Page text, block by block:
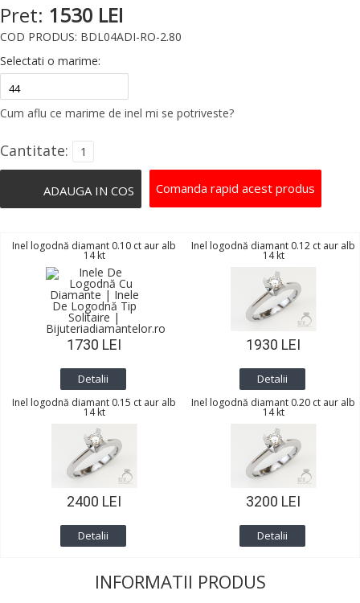
Pret: 1530 LEI
COD PRODUS: BDL04ADI-RO-2.80
Selectati o marime:
Cum aflu ce marime de inel mi se potriveste?
Cantitate:
Comanda rapid acest produs
Inel logodnă diamant 0.10 ct aur alb
14 kt
1730 LEI
Detalii
Inel logodnă diamant 0.12 ct aur alb
14 kt
1930 LEI
Detalii
Inel logodnă diamant 0.15 ct aur alb
14 kt
2400 LEI
Detalii
Inel logodnă diamant 0.20 ct aur alb
14 kt
3200 LEI
Detalii
INFORMATII PRODUS